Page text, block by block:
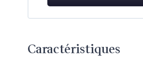
Caractéristiques